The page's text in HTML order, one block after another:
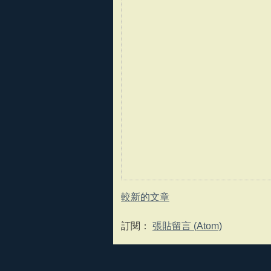
較新的文章
訂閱： 張貼留言 (Atom)